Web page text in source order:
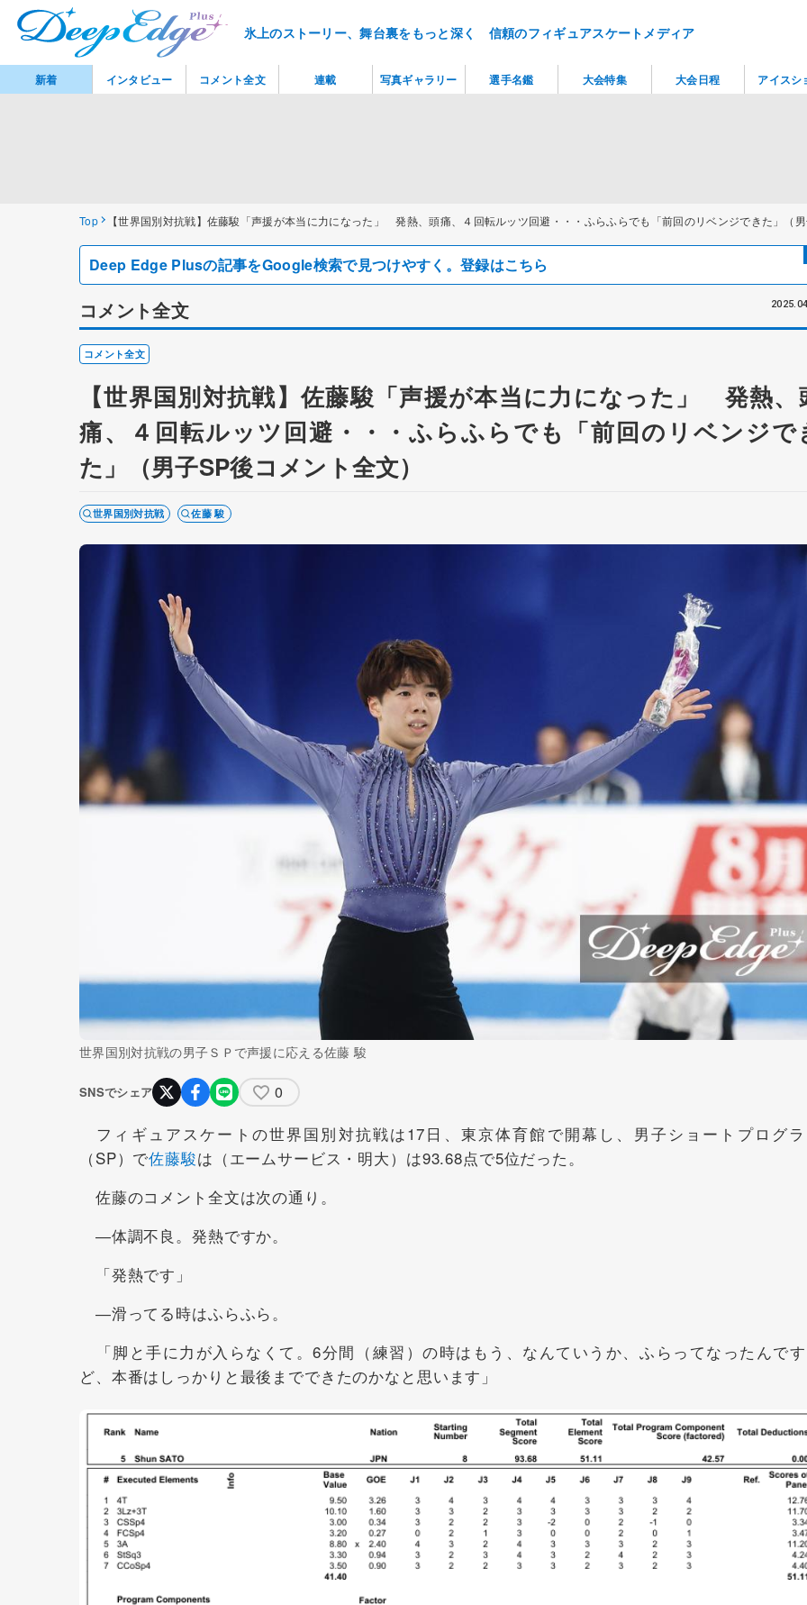
氷上のストーリー、舞台裏をもっと深く 信頼のフィギュアスケートメディア
Top 【世界国別対抗戦】佐藤駿「声援が本当に力になった」 発熱、頭痛、４回転ルッツ回避・・・ふらふらでも「前回のリベンジできた」（
Deep Edge Plusの記事をGoogle検索で見つけやすく。登録はこちら
コメント全文
コメント全文
【世界国別対抗戦】佐藤駿「声援が本当に力になった」 発熱、
痛、４回転ルッツ回避・・・ふらふらでも「前回のリベンジで
た」（男子SP後コメント全文）
世界国別対抗戦 佐藤 駿
世界国別対抗戦の男子ＳＰで声援に応える佐藤 駿
SNSでシェア 0
フィギュアスケートの世界国別対抗戦は17日、東京体育館で開幕し、男子ショートプログ
（SP）で佐藤駿は（エームサービス・明大）は93.68点で5位だった。
佐藤のコメント全文は次の通り。
―体調不良。発熱ですか。
「発熱です」
―滑ってる時はふらふら。
「脚と手に力が入らなくて。6分間（練習）の時はもう、なんていうか、ふらってなったんで
ど、本番はしっかりと最後までできたのかなと思います」
新着 インタビュー コメント全文 連載 写真ギャラリー 選手名鑑 大会特集 大会日程 アイスシ